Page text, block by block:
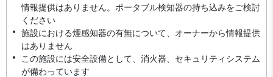
情報提供はありません。ポータブル検知器の持ち込みをご検討
ください
施設における煙感知器の有無について、オーナーから情報提供
はありません
この施設には安全設備として、消火器、セキュリティシステム
が備わっています